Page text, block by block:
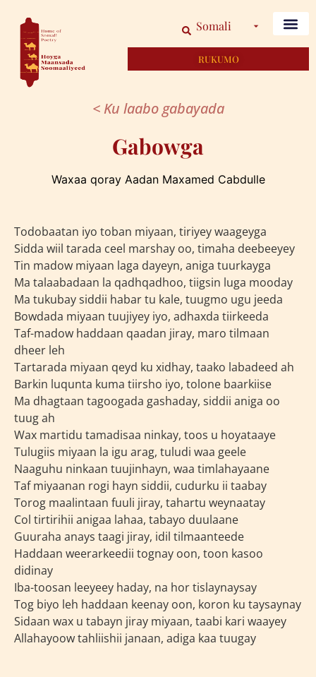
Somali
RUKUMO
< Ku laabo gabayada
Gabowga
Waxaa qoray Aadan Maxamed Cabdulle
Todobaatan iyo toban miyaan, tiriyey waageyga
Sidda wiil tarada ceel marshay oo, timaha deebeeyey
Tin madow miyaan laga dayeyn, aniga tuurkayga
Ma talaabadaan la qadhqadhoo, tiigsin luga mooday
Ma tukubay siddii habar tu kale, tuugmo ugu jeeda
Bowdada miyaan tuujiyey iyo, adhaxda tiirkeeda
Taf-madow haddaan qaadan jiray, maro tilmaan
dheer leh
Tartarada miyaan qeyd ku xidhay, taako labadeed ah
Barkin luqunta kuma tiirsho iyo, tolone baarkiise
Ma dhagtaan tagoogada gashaday, siddii aniga oo
tuug ah
Wax martidu tamadisaa ninkay, toos u hoyataaye
Tulugiis miyaan la igu arag, tuludi waa geele
Naaguhu ninkaan tuujinhayn, waa timlahayaane
Taf miyaanan rogi hayn siddii, cudurku ii taabay
Torog maalintaan fuuli jiray, tahartu weynaatay
Col tirtirihii anigaa lahaa, tabayo duulaane
Guuraha anays taagi jiray, idil tilmaanteede
Haddaan weerarkeedii tognay oon, toon kasoo
didinay
Iba-toosan leeyeey haday, na hor tislaynaysay
Tog biyo leh haddaan keenay oon, koron ku taysaynay
Sidaan wax u tabayn jiray miyaan, taabi kari waayey
Allahayoow tahliishii janaan, adiga kaa tuugay